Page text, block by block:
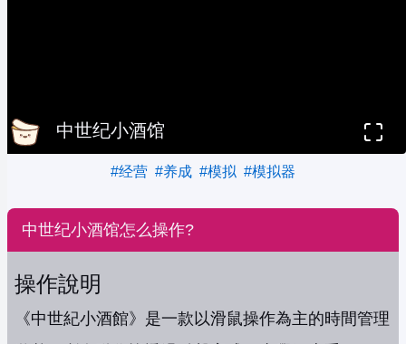
中世纪小酒馆
#经营 #养成 #模拟 #模拟器
中世纪小酒馆怎么操作?
操作說明
《中世紀小酒館》是一款以滑鼠操作為主的時間管理